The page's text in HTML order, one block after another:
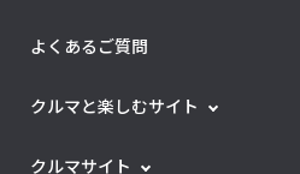
よくあるご質問
クルマと楽しむサイト
クルマサイト